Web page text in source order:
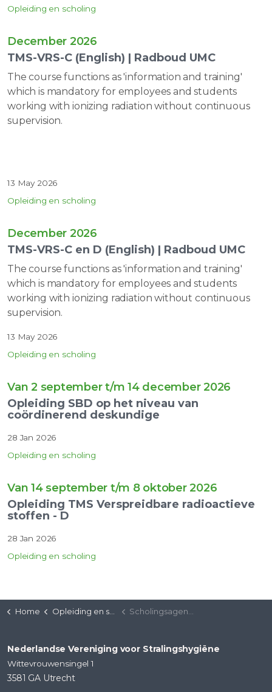
Opleiding en scholing
December 2026
TMS-VRS-C (English) | Radboud UMC
The course functions as 'information and training'
which is mandatory for employees and students
working with ionizing radiation without continuous
supervision.
13 May 2026
Opleiding en scholing
December 2026
TMS-VRS-C en D (English) | Radboud UMC
The course functions as 'information and training'
which is mandatory for employees and students
working with ionizing radiation without continuous
supervision.
13 May 2026
Opleiding en scholing
Van 2 september t/m 14 december 2026
Opleiding SBD op het niveau van
coördinerend deskundige
28 Jan 2026
Opleiding en scholing
Van 14 september t/m 8 oktober 2026
Opleiding TMS Verspreidbare radioactieve
stoffen - D
28 Jan 2026
Opleiding en scholing
Home Opleiding en scholing Scholingsagenda
Nederlandse Vereniging voor Stralingshygiëne
Wittevrouwensingel 1
3581 GA Utrecht